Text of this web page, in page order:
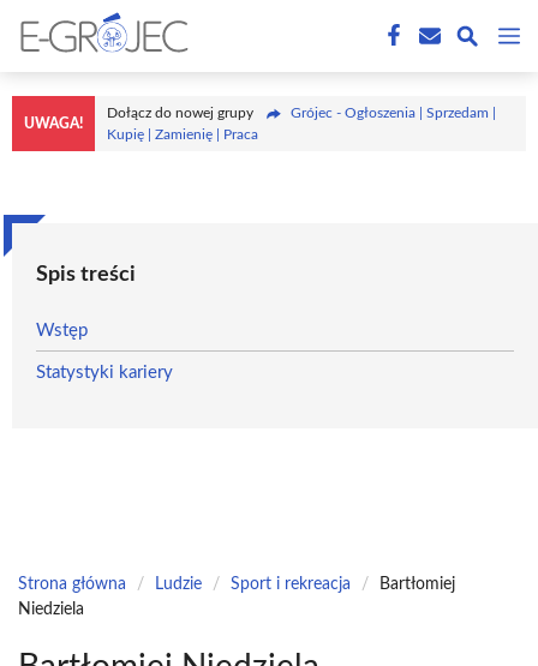
treści
UWAGA!
Dołącz do nowej grupy
Grójec - Ogłoszenia | Sprzedam |
Kupię | Zamienię | Praca
Spis treści
Wstęp
Statystyki kariery
Strona główna / Ludzie / Sport i rekreacja /
Bartłomiej
Niedziela